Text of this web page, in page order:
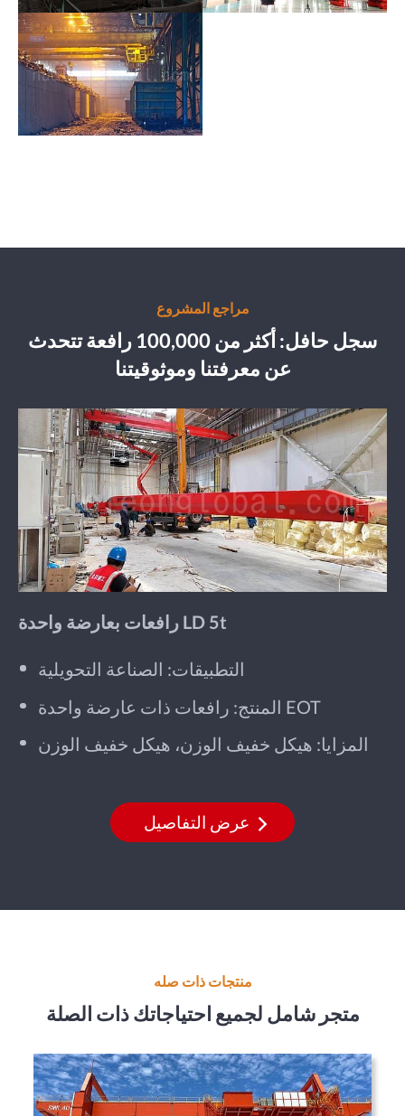
مراجع المشروع
سجل حافل: أكثر من 100,000 رافعة تتحدث
عن معرفتنا وموثوقيتنا
رافعات بعارضة واحدة LD 5t
التطبيقات: الصناعة التحويلية
المنتج: رافعات ذات عارضة واحدة EOT
المزايا: هيكل خفيف الوزن، هيكل خفيف الوزن
عرض التفاصيل
منتجات ذات صله
متجر شامل لجميع احتياجاتك ذات الصلة